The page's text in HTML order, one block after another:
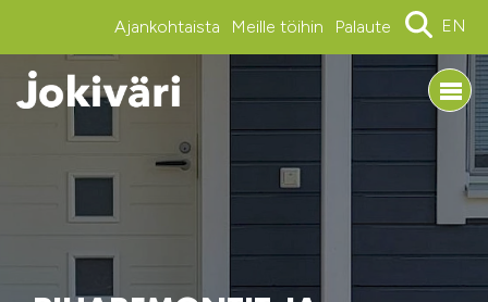
Ajankohtaista Meille töihin Palaute EN